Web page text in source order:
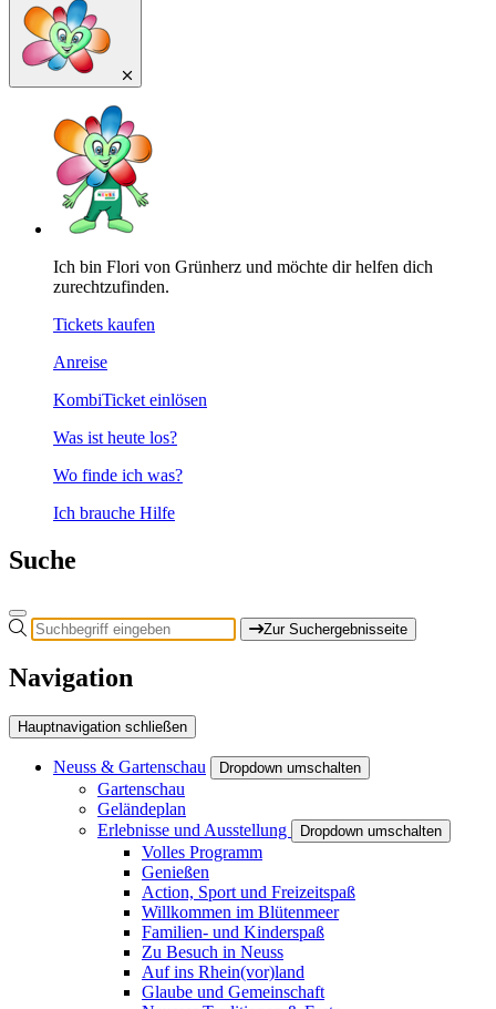
Ich bin Flori von Grünherz und möchte dir helfen dich
zurechtzufinden.
Tickets kaufen
Anreise
KombiTicket einlösen
Was ist heute los?
Wo finde ich was?
Ich brauche Hilfe
Suche
Zur Suchergebnisseite
Navigation
Hauptnavigation schließen
Neuss & Gartenschau Dropdown umschalten
Gartenschau
Geländeplan
Erlebnisse und Ausstellung
Dropdown umschalten
Volles Programm
Genießen
Action, Sport und Freizeitspaß
Willkommen im Blütenmeer
Familien- und Kinderspaß
Zu Besuch in Neuss
Auf ins Rhein(vor)land
Glaube und Gemeinschaft